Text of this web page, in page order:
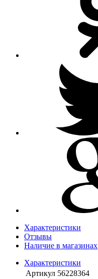
Характеристики
Отзывы
Наличие в магазинах
Характеристики
Артикул 56228364